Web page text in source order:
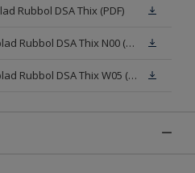
Rubbol DSA Thix (PDF)
Veiligheidsinformatieblad Rubbol DSA Thix N00 (MSDS)
Veiligheidsinformatieblad Rubbol DSA Thix W05 (MSDS)